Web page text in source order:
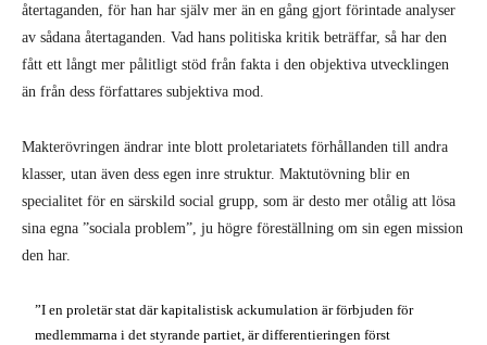
återtaganden, för han har själv mer än en gång gjort förintade analyser
av sådana återtaganden. Vad hans politiska kritik beträffar, så har den
fått ett långt mer pålitligt stöd från fakta i den objektiva utvecklingen
än från dess författares subjektiva mod.
Makterövringen ändrar inte blott proletariatets förhållanden till andra
klasser, utan även dess egen inre struktur. Maktutövning blir en
specialitet för en särskild social grupp, som är desto mer otålig att lösa
sina egna ”sociala problem”, ju högre föreställning om sin egen mission
den har.
”I en proletär stat där kapitalistisk ackumulation är förbjuden för
medlemmarna i det styrande partiet, är differentieringen först